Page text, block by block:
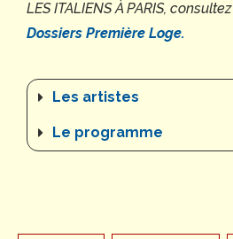
LES ITALIENSÀ PARIS, consultez
Dossiers Première Loge.
Les artistes
Le programme